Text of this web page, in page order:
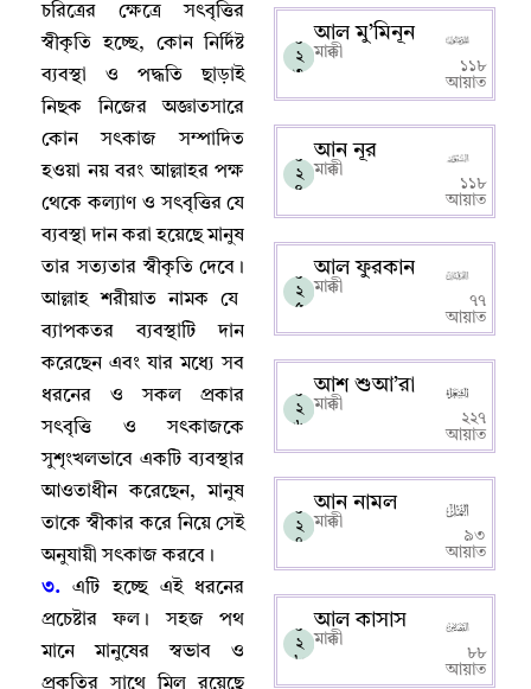
চরিত্রের ক্ষেত্রে সৎবৃত্তির
স্বীকৃতি হচ্ছে, কোন নির্দিষ্ট
ব্যবস্থা ও পদ্ধতি ছাড়াই
নিছক নিজের অজ্ঞাতসারে
কোন সৎকাজ সম্পাদিত
হওয়া নয় বরং আল্লাহর পক্ষ
থেকে কল্যাণ ও সৎবৃত্তির যে
ব্যবস্থা দান করা হয়েছে মানুষ
তার সত্যতার স্বীকৃতি দেবে ।
আল্লাহ‌ শরীয়াত নামক যে
ব্যাপকতর ব্যবস্থাটি দান
করেছেন এবং যার মধ্যে সব
ধরনের ও সকল প্রকার
সৎবৃত্তি ও সৎকাজকে
সুশৃংখলভাবে একটি ব্যবস্থার
আওতাধীন করেছেন,মানুষ
তাকে স্বীকার করে নিয়ে সেই
অনুযায়ী সৎকাজ করবে ।
৩. এটি হচ্ছে এই ধরনের
প্রচেষ্টার ফল । সহজ পথ
মানে মানুষের স্বভাব ও
প্রকৃতির সাথে মিল রয়েছে
০
২
৩
আল মু’মিনূন
মাক্কী
১১৮
আয়াত
০
২
৪
আন নূর
মাক্কী
১১৮
আয়াত
০
২
৫
আল ফুরকান
মাক্কী
৭৭
আয়াত
০
২
৬
আশ শুআ’রা
মাক্কী
২২৭
আয়াত
০
২
৭
আন নামল
মাক্কী
৯৩
আয়াত
০
২
৮
আল কাসাস
মাক্কী
৮৮
আয়াত